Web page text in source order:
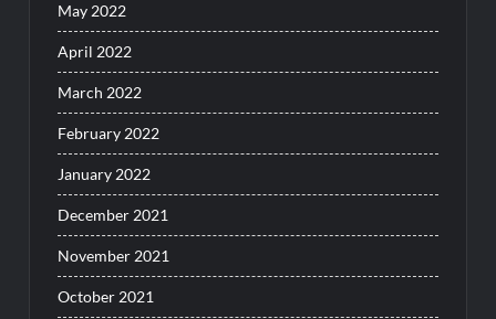
May 2022
April 2022
March 2022
February 2022
January 2022
December 2021
November 2021
October 2021